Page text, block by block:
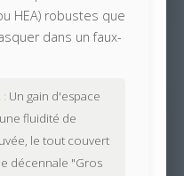
HEA) robustes que
dans un faux-
: Un gain d'espace
fluidité de
le tout couvert
décennale "Gros